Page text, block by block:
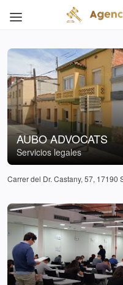
AUBO ADVOCATS
Servicios legales
Carrer del Dr. Castany, 57, 17190